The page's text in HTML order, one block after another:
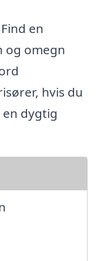
en
og omegn
hvis du
dygtig